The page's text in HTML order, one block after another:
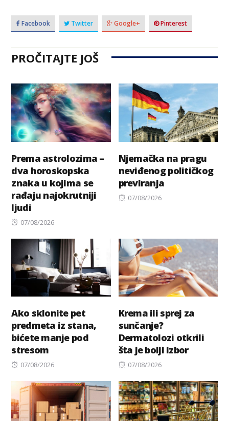
Facebook Twitter Google+ Pinterest
PROČITAJTE JOŠ
Prema astrolozima –
dva horoskopska
znaka u kojima se
rađaju najokrutniji
ljudi
Posted
07/08/2026
Njemačka na pragu
neviđenog političkog
previranja
Posted
07/08/2026
Ako sklonite pet
predmeta iz stana,
bićete manje pod
stresom
Posted
07/08/2026
Krema ili sprej za
sunčanje?
Dermatolozi otkrili
šta je bolji izbor
Posted
07/08/2026